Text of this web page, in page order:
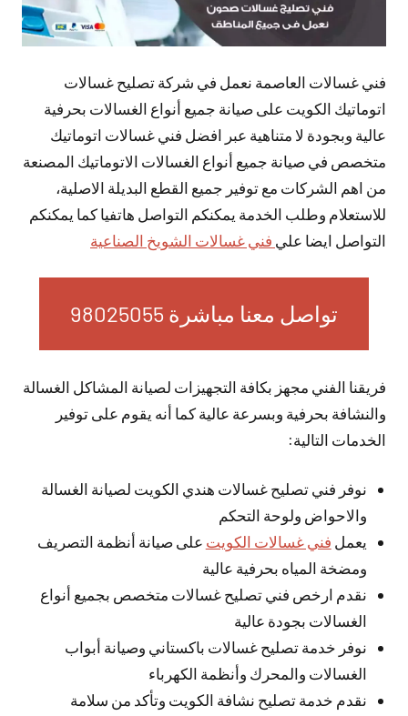
فني غسالات العاصمة نعمل في شركة تصليح غسالات
اتوماتيك الكويت على صيانة جميع أنواع الغسالات بحرفية
عالية وبجودة لا متناهية عبر افضل فني غسالات اتوماتيك
متخصص في صيانة جميع أنواع الغسالات الاتوماتيك المصنعة
من اهم الشركات مع توفير جميع القطع البديلة الاصلية،
للاستعلام وطلب الخدمة يمكنكم التواصل هاتفيا كما يمكنكم
التواصل ايضا علي فني غسالات الشويخ الصناعية
تواصل معنا مباشرة 98025055
فريقنا الفني مجهز بكافة التجهيزات لصيانة المشاكل الغسالة
والنشافة بحرفية وبسرعة عالية كما أنه يقوم على توفير
الخدمات التالية:
نوفر فني تصليح غسالات هندي الكويت لصيانة الغسالة
والاحواض ولوحة التحكم
يعمل فني غسالات الكويت على صيانة أنظمة التصريف
ومضخة المياه بحرفية عالية
نقدم ارخص فني تصليح غسالات متخصص بجميع أنواع
الغسالات بجودة عالية
نوفر خدمة تصليح غسالات باكستاني وصيانة أبواب
الغسالات والمحرك وأنظمة الكهرباء
نقدم خدمة تصليح نشافة الكويت وتأكد من سلامة